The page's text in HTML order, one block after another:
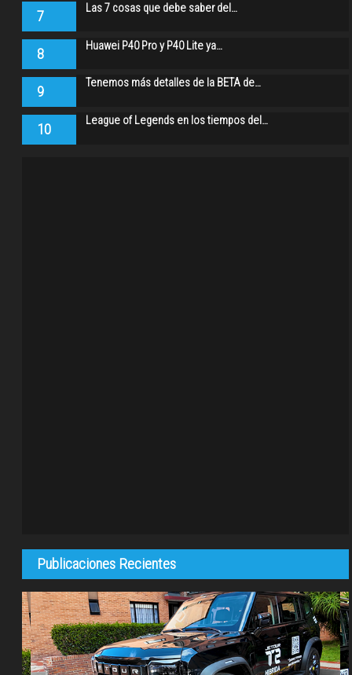
7 Las 7 cosas que debe saber del…
8 Huawei P40 Pro y P40 Lite ya…
9 Tenemos más detalles de la BETA de…
10 League of Legends en los tiempos del…
Publicaciones Recientes